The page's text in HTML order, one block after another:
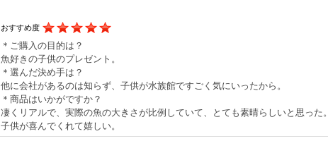
おすすめ度
＊ご購入の目的は？
魚好きの子供のプレゼント。
＊選んだ決め手は？
他に会社があるのは知らず、子供が水族館ですごく気にいったから。
＊商品はいかがですか？
凄くリアルで、実際の魚の大きさが比例していて、とても素晴らしいと思った。
子供が喜んでくれて嬉しい。